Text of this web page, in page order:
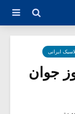
ایرانی
جوان